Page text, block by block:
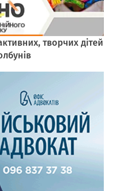
творчих дітей